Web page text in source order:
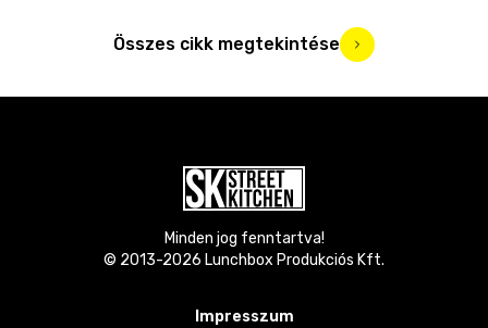
Összes cikk megtekintése
Minden jog fenntartva!
© 2013-2026 Lunchbox Produkciós Kft.
Impresszum